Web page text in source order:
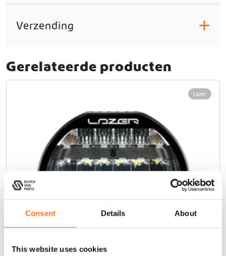
Consent Details About
This website uses cookies
Verzending +
Gerelateerde producten
Lazer